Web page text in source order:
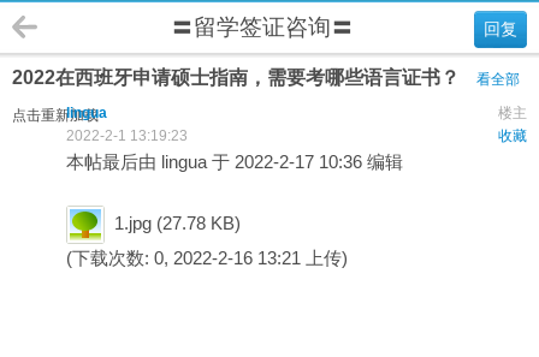
回复
〓留学签证咨询〓
2022在西班牙申请硕士指南，需要考哪些语言证书？ 看全部
点击重新加载 楼主
lingua
收藏
2022-2-1 13:19:23
本帖最后由 lingua 于 2022-2-17 10:36 编辑
1.jpg (27.78 KB)
(下载次数: 0, 2022-2-16 13:21 上传)